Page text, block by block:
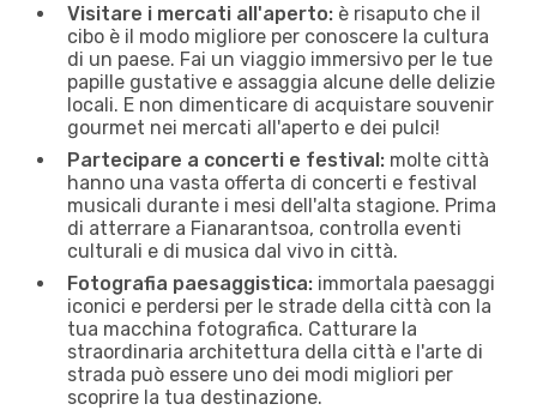
Visitare i mercati all'aperto: è risaputo che il
cibo è il modo migliore per conoscere la cultura
di un paese. Fai un viaggio immersivo per le tue
papille gustative e assaggia alcune delle delizie
locali. E non dimenticare di acquistare souvenir
gourmet nei mercati all'aperto e dei pulci!
Partecipare a concerti e festival: molte città
hanno una vasta offerta di concerti e festival
musicali durante i mesi dell'alta stagione. Prima
di atterrare a Fianarantsoa, controlla eventi
culturali e di musica dal vivo in città.
Fotografia paesaggistica: immortala paesaggi
iconici e perdersi per le strade della città con la
tua macchina fotografica. Catturare la
straordinaria architettura della città e l'arte di
strada può essere uno dei modi migliori per
scoprire la tua destinazione.